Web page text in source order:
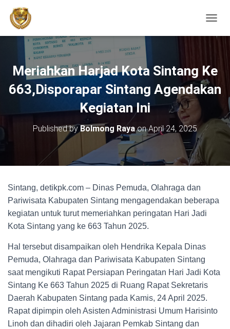
Meriahkan Harjad Kota Sintang Ke
663,Disporapar Sintang Agendakan
Kegiatan Ini
Published by Bolmong RayaonApril 24, 2025
Sintang, detikpk.com – Dinas Pemuda, Olahraga dan
Pariwisata Kabupaten Sintang mengagendakan beberapa
kegiatan untuk turut memeriahkan peringatan Hari Jadi
Kota Sintang yang ke 663 Tahun 2025.
Hal tersebut disampaikan oleh Hendrika Kepala Dinas
Pemuda, Olahraga dan Pariwisata Kabupaten Sintang
saat mengikuti Rapat Persiapan Peringatan Hari Jadi Kota
Sintang Ke 663 Tahun 2025 di Ruang Rapat Sekretaris
Daerah Kabupaten Sintang pada Kamis, 24 April 2025.
Rapat dipimpin oleh Asisten Administrasi Umum Harisinto
Linoh dan dihadiri oleh Jajaran Pemkab Sintang dan